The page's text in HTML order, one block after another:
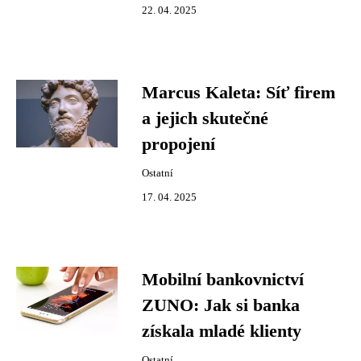
22. 04. 2025
Marcus Kaleta: Síť firem
a jejich skutečné
propojení
Ostatní
17. 04. 2025
Mobilní bankovnictví
ZUNO: Jak si banka
získala mladé klienty